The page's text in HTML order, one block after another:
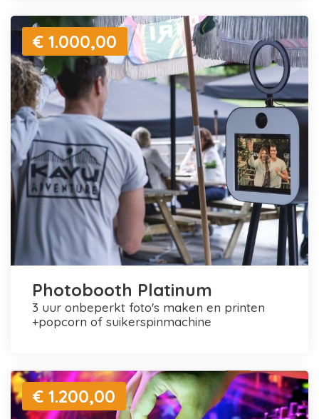
€ 1.000,00
Photobooth Platinum
3 uur onbeperkt foto's maken en printen
+popcorn of suikerspinmachine
€ 1.200,00